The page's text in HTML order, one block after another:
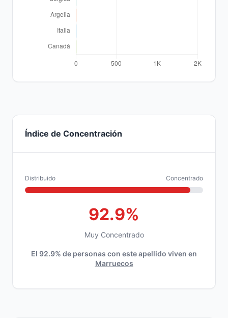
Índice de Concentración
Distribuido Concentrado
92.9%
Muy Concentrado
El 92.9% de personas con este apellido viven en
Marruecos